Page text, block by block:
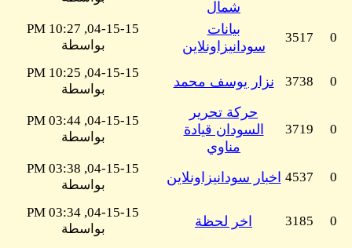
شمال
0
3517
بيانات
سودانيزاونلاين
04-15-15, 10:27 PM
بواسطة
0
3738 نزار يوسف محمد
04-15-15, 10:25 PM
بواسطة
0
3719
حركة تحرير
السودان قيادة
مناوي
04-15-15, 03:44 PM
بواسطة
0
4537 اخبار سودانيزاونلاين
04-15-15, 03:38 PM
بواسطة
0
3185 اخر لحظة
04-15-15, 03:34 PM
بواسطة